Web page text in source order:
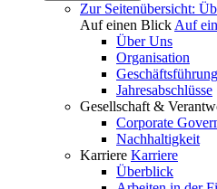
Zur Seitenübersicht:
Auf einen Blick Auf
Über Uns
Organisation
Geschäftsführung
Jahresabschlüsse
Gesellschaft &
Corporate
Nachhaltigkeit
Karriere Karriere
Überblick